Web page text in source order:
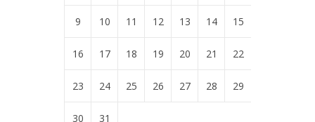
9 10 11 12 13 14 15
16 17 18 19 20 21 22
23 24 25 26 27 28 29
30 31